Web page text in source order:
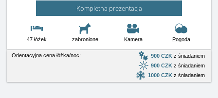
Kompletna prezentacja
47 łóżek zabronione Kamera Pogoda
Orientacyjna cena łóżka/noc: 900 CZK z śniadaniem
900 CZK z śniadaniem
1000 CZK z śniadaniem